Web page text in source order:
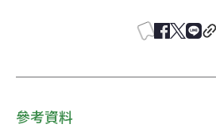
參考資料